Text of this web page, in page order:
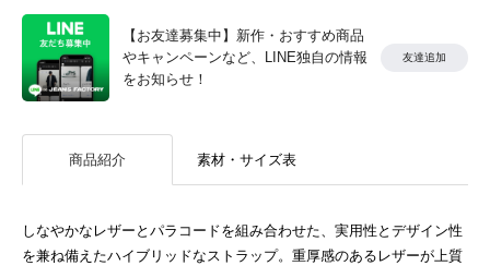
【お友達募集中】新作・おすすめ商品
やキャンペーンなど、LINE独自の情報
をお知らせ！
友達追加
商品紹介 素材・サイズ表
しなやかなレザーとパラコードを組み合わせた、実用性とデザイン性
を兼ね備えたハイブリッドなストラップ。重厚感のあるレザーが上質